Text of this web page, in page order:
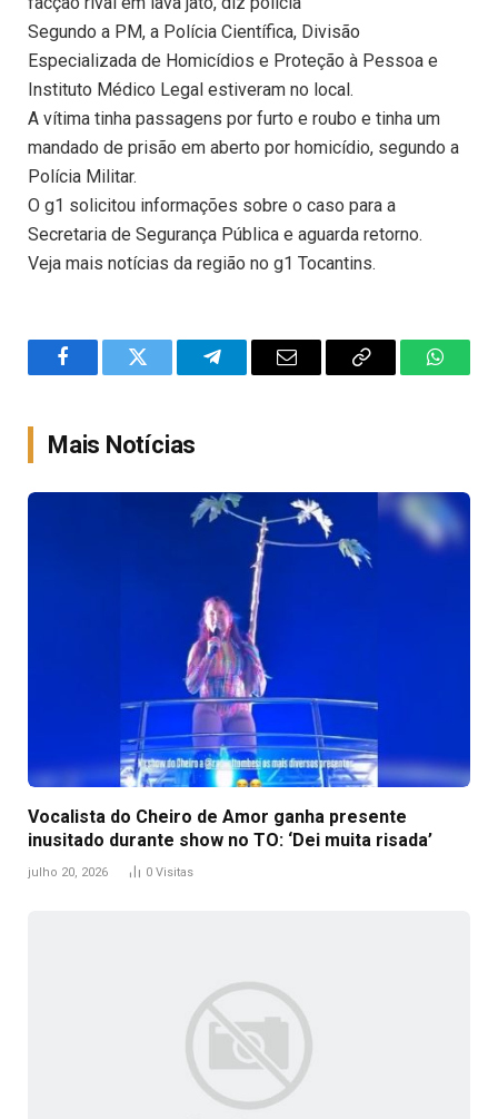
Segundo a PM, a Polícia Científica, Divisão
Especializada de Homicídios e Proteção à Pessoa e
Instituto Médico Legal estiveram no local.
A vítima tinha passagens por furto e roubo e tinha um
mandado de prisão em aberto por homicídio, segundo a
Polícia Militar.
O g1 solicitou informações sobre o caso para a
Secretaria de Segurança Pública e aguarda retorno.
Veja mais notícias da região no g1 Tocantins.
FacebookTwitter TelegramEmail
Copy
Mais Notícias
Vocalista do Cheiro de Amor ganha presente
inusitado durante show no TO: ‘Dei muita risada’
julho 20, 2026 0 Visitas